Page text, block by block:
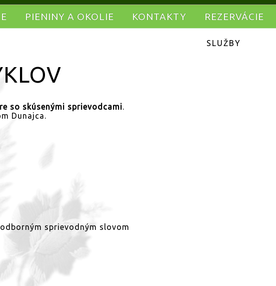
PIENINY A OKOLIE KONTAKTY REZERVÁCIE
SLUŽBY
so skúsenými sprievodcami.
Dunajca.
sprievodným slovom